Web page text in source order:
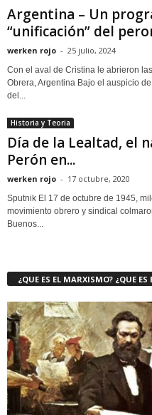
Argentina – Un
“unificación” del
werken rojo - 25 julio, 2024
Con el aval de Cristina le abrieron
Obrera, Argentina Bajo el auspicio
del...
Historia y Teoria
Día de la Lealtad, el
Perón en...
werken rojo - 17 octubre, 2020
Sputnik El 17 de octubre de 1945,
movimiento obrero y sindical
Buenos...
¿QUE ES EL MARXISMO? ¿QUE